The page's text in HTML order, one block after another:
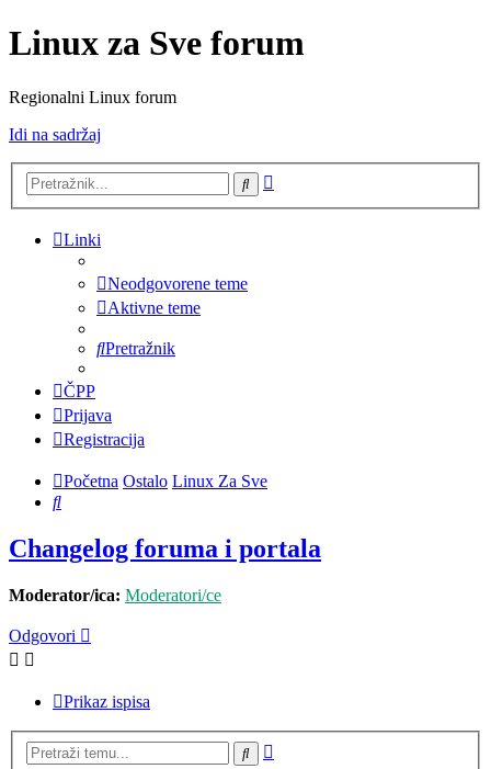
Linux za Sve forum
Regionalni Linux forum
Idi na sadržaj
Pretražnik
Linki
Neodgovorene teme
Aktivne teme
Pretražnik
ČPP
Prijava
Registracija
Početna Ostalo Linux Za Sve
Pretražnik
Changelog foruma i portala
Moderator/ica: Moderatori/ce
Odgovori
Prikaz ispisa
Pretražnik